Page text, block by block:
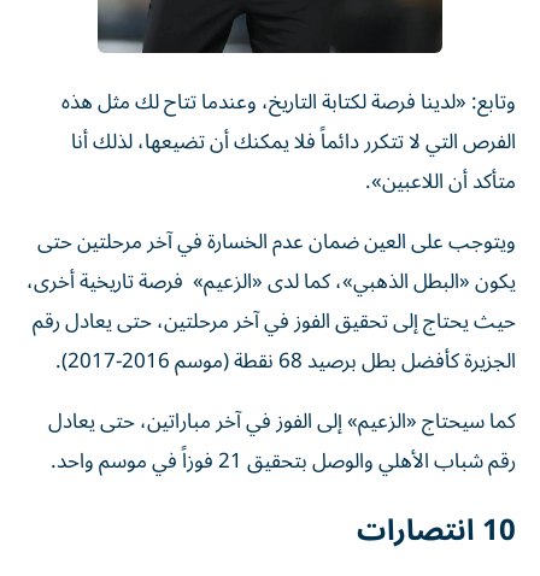
وتابع: «لدينا فرصة لكتابة التاريخ، وعندما تتاح لك مثل هذه
الفرص التي لا تتكرر دائماً فلا يمكنك أن تضيعها، لذلك أنا
متأكد أن اللاعبين».
ويتوجب على العين ضمان عدم الخسارة في آخر مرحلتين حتى
يكون «البطل الذهبي»، كما لدى «الزعيم» فرصة تاريخية أخرى،
حيث يحتاج إلى تحقيق الفوز في آخر مرحلتين، حتى يعادل رقم
الجزيرة كأفضل بطل برصيد 68 نقطة (موسم 2016-2017).
كما سيحتاج «الزعيم» إلى الفوز في آخر مباراتين، حتى يعادل
رقم شباب الأهلي والوصل بتحقيق 21 فوزاً في موسم واحد.
10 انتصارات